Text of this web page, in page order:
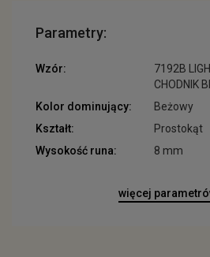
Parametry:
Wzór:
7192B
CHODNIK
Kolor dominujący:
Beżowy
Kształt:
Prostokąt
Wysokość runa:
8 mm
więcej